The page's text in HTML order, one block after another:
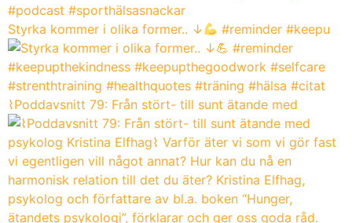
Styrka kommer i olika former.. ↓ #reminder #keepu
⌇Poddavsnitt 79: Från stört- till sunt ätande med